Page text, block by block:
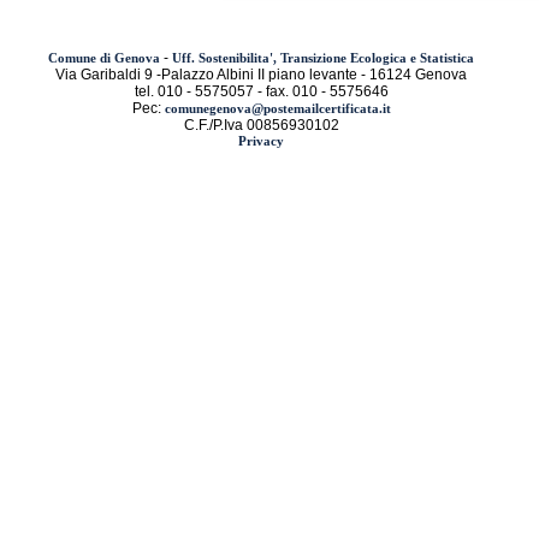
Comune di Genova - Uff. Sostenibilita', Transizione Ecologica e Statistica
Via Garibaldi 9 -Palazzo Albini II piano levante - 16124 Genova
tel. 010 - 5575057 - fax. 010 - 5575646
Pec: comunegenova@postemailcertificata.it
C.F./P.Iva 00856930102
Privacy